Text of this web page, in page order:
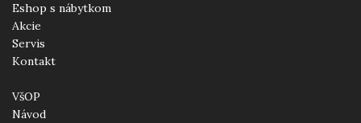
Eshop s nábytkom
Akcie
Servis
Kontakt
VšOP
Návod